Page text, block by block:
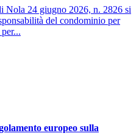
Nola 24 giugno 2026, n. 2826 si
del condominio per
europeo sulla